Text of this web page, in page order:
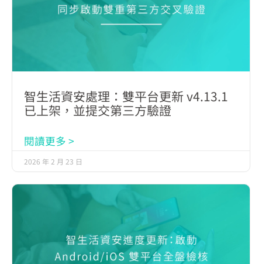
智生活資安處理：雙平台更新 v4.13.1
已上架，並提交第三方驗證
閱讀更多 >
2026 年 2 月 23 日